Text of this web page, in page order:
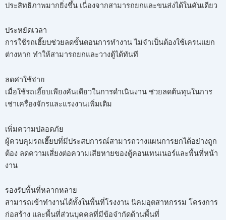
ประสิทธิภาพมากยิ่งขึ้น เนื่องจากสามารถยกและขนส่งได้ในคันเดียว
ประหยัดเวลา
การใช้รถเฮี๊ยบช่วยลดขั้นตอนการทำงาน ไม่จำเป็นต้องใช้เครนแยก
ต่างหาก ทำให้สามารถยกและวางตู้ได้ทันที
ลดค่าใช้จ่าย
เมื่อใช้รถเฮี๊ยบเพียงคันเดียวในการดำเนินงาน ช่วยลดต้นทุนในการ
เช่าเครื่องจักรและแรงงานเพิ่มเติม
เพิ่มความปลอดภัย
ผู้ควบคุมรถเฮี๊ยบที่มีประสบการณ์สามารถวางแผนการยกได้อย่างถูก
ต้อง ลดความเสี่ยงต่อความเสียหายของตู้คอนเทนเนอร์และพื้นที่หน้า
งาน
รองรับพื้นที่หลากหลาย
สามารถเข้าทำงานได้ทั้งในพื้นที่โรงงาน นิคมอุตสาหกรรม โครงการ
ก่อสร้าง และพื้นที่ส่วนบุคคลที่มีข้อจำกัดด้านพื้นที่